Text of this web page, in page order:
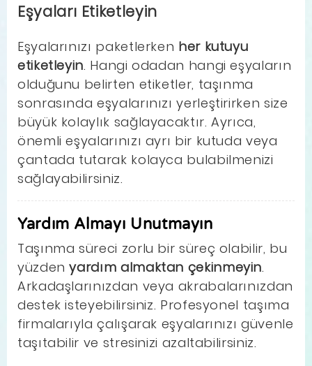
Eşyaları Etiketleyin
Eşyalarınızı paketlerken her kutuyu
etiketleyin. Hangi odadan hangi eşyaların
olduğunu belirten etiketler, taşınma
sonrasında eşyalarınızı yerleştirirken size
büyük kolaylık sağlayacaktır. Ayrıca,
önemli eşyalarınızı ayrı bir kutuda veya
çantada tutarak kolayca bulabilmenizi
sağlayabilirsiniz.
Yardım Almayı Unutmayın
Taşınma süreci zorlu bir süreç olabilir, bu
yüzdenyardım almaktan çekinmeyin.
Arkadaşlarınızdan veya akrabalarınızdan
destek isteyebilirsiniz. Profesyonel taşıma
firmalarıyla çalışarak eşyalarınızı güvenle
taşıtabilir ve stresinizi azaltabilirsiniz.